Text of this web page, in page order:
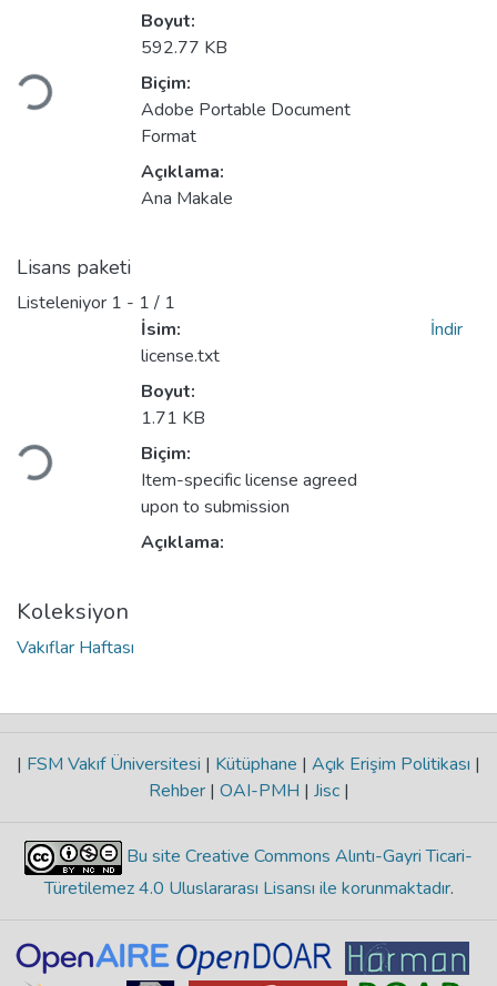
Boyut:
592.77 KB
Biçim:
Adobe Portable Document
Format
Açıklama:
Ana Makale
Lisans paketi
Listeleniyor 1 - 1 / 1
İsim:
license.txt
Boyut:
1.71 KB
Biçim:
Item-specific license agreed
upon to submission
Açıklama:
İndir
Koleksiyon
Vakıflar Haftası
| FSM Vakıf Üniversitesi | Kütüphane | Açık Erişim Politikası |
Rehber | OAI-PMH | Jisc |
Bu site Creative Commons Alıntı-Gayri Ticari-
Türetilemez 4.0 Uluslararası Lisansı ile korunmaktadır.